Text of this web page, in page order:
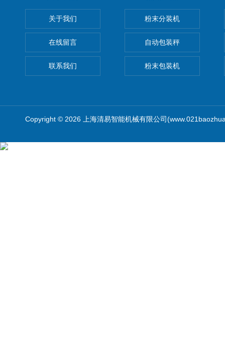
关于我们
在线留言
联系我们
粉末分装机
自动包装秤
粉末包装机
Copyright © 2026 上海清易智能机械有限公司